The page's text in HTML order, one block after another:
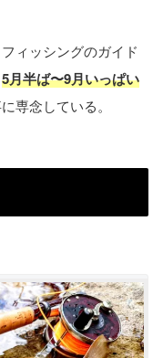
ィッシングのガイド
5月半ば〜9月いっぱい
専念している。